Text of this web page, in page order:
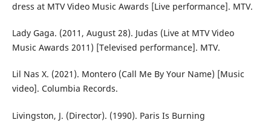
dress at MTV Video Music Awards [Live performance]. MTV.
Lady Gaga. (2011, August 28). Judas (Live at MTV Video
Music Awards 2011) [Televised performance]. MTV.
Lil Nas X. (2021). Montero (Call Me By Your Name) [Music
video]. Columbia Records.
Livingston, J. (Director). (1990). Paris Is Burning